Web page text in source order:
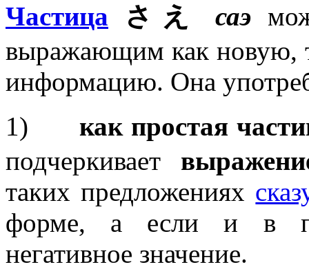
Частица さえ саэ
выражающим как новую,
информацию. Она
1) как простая
подчеркивает
таких предложениях
форме, а если и в
негативное значение.